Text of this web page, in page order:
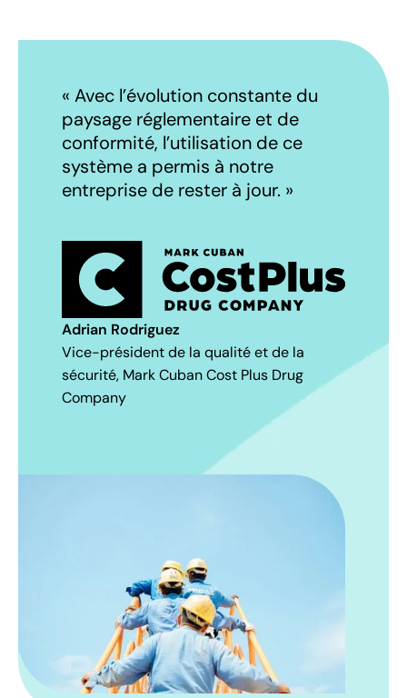
« Avec l’évolution constante du
paysage réglementaire et de
conformité, l’utilisation de ce
système a permis à notre
entreprise de rester à jour. »
Adrian Rodriguez
Vice-président de la qualité et de la
sécurité, Mark Cuban Cost Plus Drug
Company